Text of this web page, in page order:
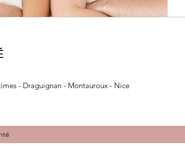
- Draguignan - Montauroux - Nice